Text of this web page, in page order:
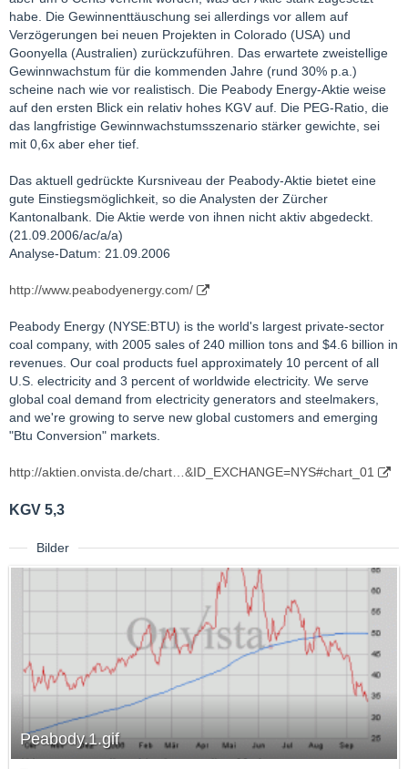
habe. Die Gewinnenttäuschung sei allerdings vor allem auf
Verzögerungen bei neuen Projekten in Colorado (USA) und
Goonyella (Australien) zurückzuführen. Das erwartete zweistellige
Gewinnwachstum für die kommenden Jahre (rund 30% p.a.)
scheine nach wie vor realistisch. Die Peabody Energy-Aktie weise
auf den ersten Blick ein relativ hohes KGV auf. Die PEG-Ratio, die
das langfristige Gewinnwachstumsszenario stärker gewichte, sei
mit 0,6x aber eher tief.
Das aktuell gedrückte Kursniveau der Peabody-Aktie bietet eine
gute Einstiegsmöglichkeit, so die Analysten der Zürcher
Kantonalbank. Die Aktie werde von ihnen nicht aktiv abgedeckt.
(21.09.2006/ac/a/a)
Analyse-Datum: 21.09.2006
http://www.peabodyenergy.com/
Peabody Energy (NYSE:BTU) is the world's largest private-sector
coal company, with 2005 sales of 240 million tons and $4.6 billion in
revenues. Our coal products fuel approximately 10 percent of all
U.S. electricity and 3 percent of worldwide electricity. We serve
global coal demand from electricity generators and steelmakers,
and we're growing to serve new global customers and emerging
"Btu Conversion" markets.
http://aktien.onvista.de/chart…&ID_EXCHANGE=NYS#chart_01
KGV 5,3
Bilder
Peabody.1.gif